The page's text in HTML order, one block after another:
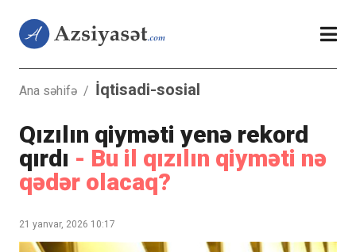
Ana səhifə / İqtisadi-sosial
Qızılın qiyməti yenə rekord
qırdı - Bu il qızılın qiyməti nə
qədər olacaq?
21 yanvar, 2026 10:17